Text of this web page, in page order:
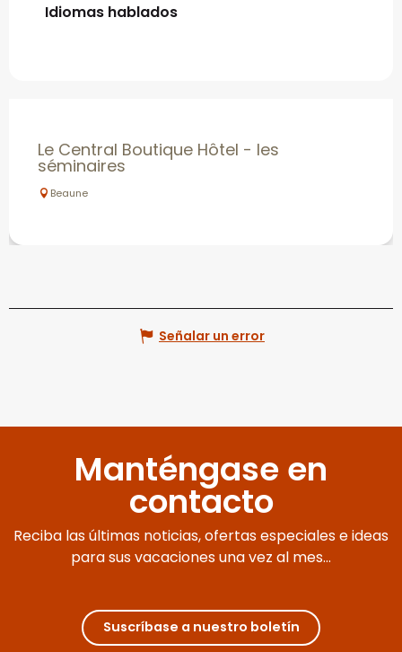
Idiomas hablados
Idiomas hablados
Le Central Boutique Hôtel - les
séminaires
Beaune
Señalar un error
Manténgase en
contacto
Reciba las últimas noticias, ofertas especiales e ideas
para sus vacaciones una vez al mes...
Suscríbase a nuestro boletín